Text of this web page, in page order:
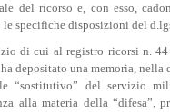
del ricorso e, con esso,
specifiche disposizioni del
di cui al registro ricorsi n.
depositato una memoria, nella
“sostitutivo” del servizio
alla materia della “difesa”,